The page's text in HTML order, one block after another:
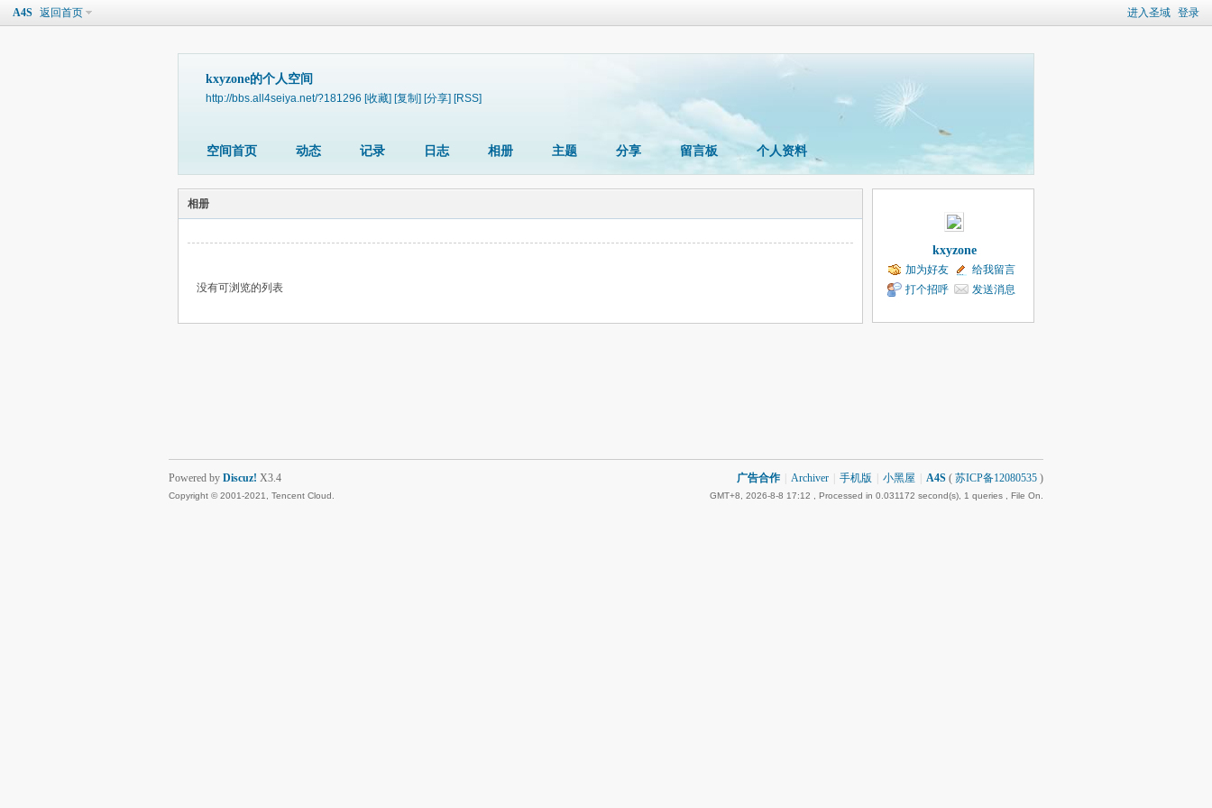
进入圣域 登录
A4S 返回首页
kxyzone的个人空间
http://bbs.all4seiya.net/?181296 [收藏] [复制] [分享] [RSS]
空间首页 动态 记录 日志 相册 主题 分享 留言板 个人资料
相册
没有可浏览的列表
kxyzone
加为好友
给我留言
打个招呼
发送消息
广告合作 Archiver 手机版 小黑屋 A4S ( 苏ICP备12080535 )
GMT+8, 2026-8-8 17:12 , Processed in 0.031172 second(s), 1 queries , File On.
Powered by Discuz! X3.4
Copyright © 2001-2021, Tencent Cloud.